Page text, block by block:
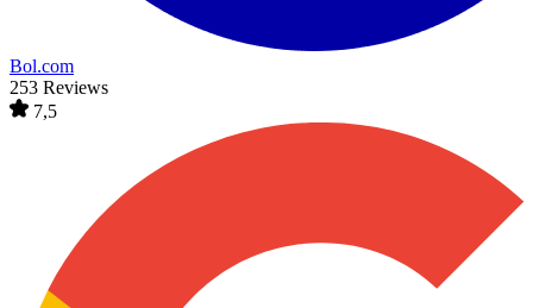
Bol.com
253 Reviews
7,5